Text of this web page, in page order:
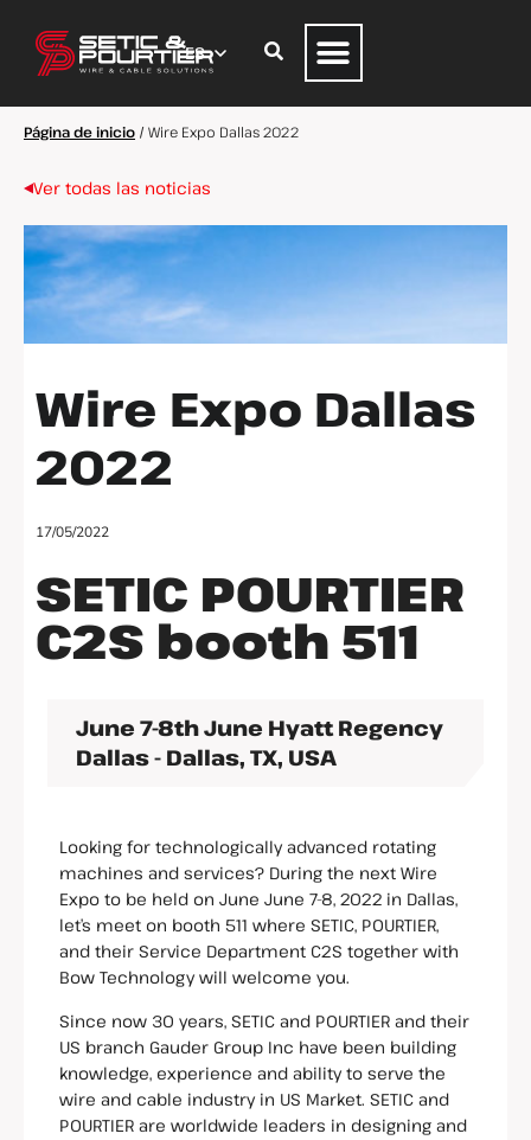
Página de inicio /Wire Expo Dallas 2022
Ver todas las noticias
Wire Expo Dallas
2022
17/05/2022
SETIC POURTIER
C2S booth 511
June 7-8th June Hyatt Regency
Dallas - Dallas, TX, USA
Looking for technologically advanced rotating
machines and services? During the next Wire
Expo to be held on June June 7-8, 2022 in Dallas,
let’s meet on booth 511 where SETIC, POURTIER,
and their Service Department C2S together with
Bow Technology will welcome you.
Since now 30 years, SETIC and POURTIER and their
US branch Gauder Group Inc have been building
knowledge, experience and ability to serve the
wire and cable industry in US Market. SETIC and
POURTIER are worldwide leaders in designing and